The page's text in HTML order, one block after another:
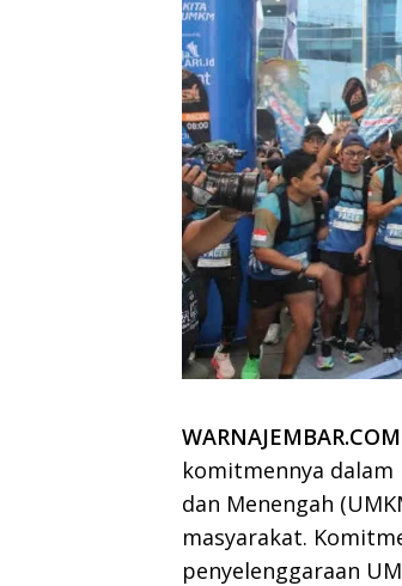
komitmennya
dan Menengah
masyarakat.
penyelenggaraan